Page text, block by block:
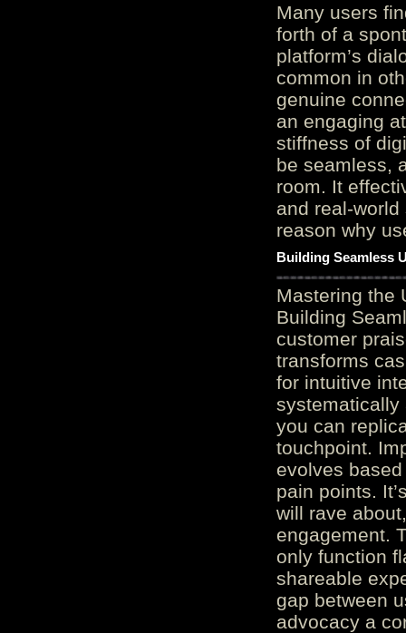
Many users
forth of a
platform’s
common in
genuine
an engaging
stiffness of
be seamless,
room. It
and real-
reason why
Building Seamless
Mastering the
Building
customer
transforms
for intuitive
systematically
you can
touchpoint.
evolves
pain points.
will rave
engagement.
only function
shareable
gap between
advocacy a